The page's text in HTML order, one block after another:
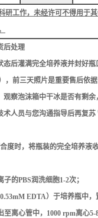
研工作，未经许可不得用于
后处理
态后灌满完全培养液并封好
，前三天照片是重要售后依
观察泡沫箱中干冰是否有剩
人员与您沟通指导后再复
度时，将瓶装的完全培养液
的PBS润洗细胞1-2次；
EDTA）于培养瓶中
离心管中，1000 rpm离心